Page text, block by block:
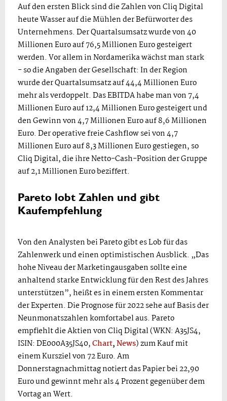
Auf den ersten Blick sind die Zahlen von Cliq Digital
heute Wasser auf die Mühlen der Befürworter des
Unternehmens. Der Quartalsumsatz wurde von 40
Millionen Euro auf 76,5 Millionen Euro gesteigert
werden. Vor allem in Nordamerika wächst man stark
- so die Angaben der Gesellschaft: In der Region
wurde der Quartalsumsatz auf 44,4 Millionen Euro
mehr als verdoppelt. Das EBITDA habe man von 7,4
Millionen Euro auf 12,4 Millionen Euro gesteigert und
den Gewinn von 4,7 Millionen Euro auf 8,6 Millionen
Euro. Der operative freie Cashflow sei von 4,7
Millionen Euro auf 8,3 Millionen Euro gestiegen, so
Cliq Digital, die ihre Netto-Cash-Position der Gruppe
auf 2,1 Millionen Euro beziffert.
Pareto lobt Zahlen und gibt
Kaufempfehlung
Von den Analysten bei Pareto gibt es Lob für das
Zahlenwerk und einen optimistischen Ausblick. „Das
hohe Niveau der Marketingausgaben sollte eine
anhaltend starke Entwicklung für den Rest des Jahres
unterstützen”, heißt es in einem ersten Kommentar
der Experten. Die Prognose für 2022 sehe auf Basis der
Neunmonatszahlen komfortabel aus. Pareto
empfiehlt die Aktien von Cliq Digital (WKN: A35JS4,
ISIN: DE000A35JS40,Chart,News) zum Kauf mit
einem Kursziel von 72 Euro. Am
Donnerstagnachmittag notiert das Papier bei 22,90
Euro und gewinnt mehr als 4 Prozent gegenüber dem
Vortag an Wert.